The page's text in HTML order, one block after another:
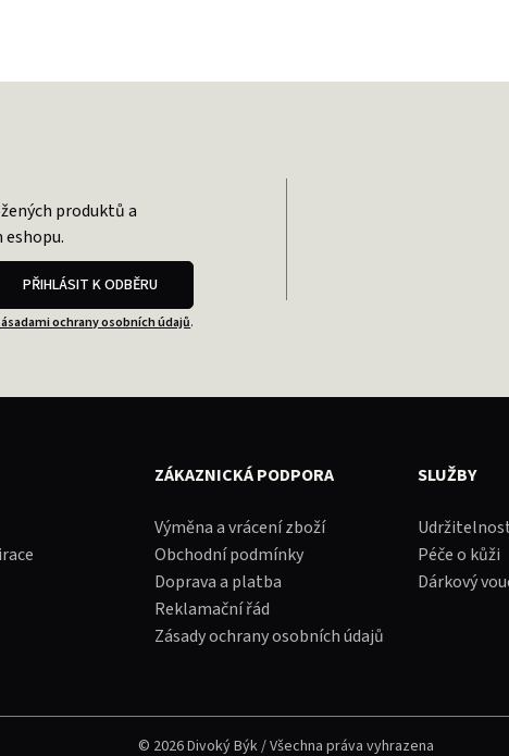
produktů a
PŘIHLÁSIT K ODBĚRU
ochrany osobních údajů.
ZÁKAZNICKÁ PODPORA
Výměna a vrácení zboží
Obchodní podmínky
Doprava a platba
Reklamační řád
Zásady ochrany osobních údajů
SLUŽBY
Péče o kůži
Dárkový
© 2026 Divoký Býk / Všechna práva vyhrazena